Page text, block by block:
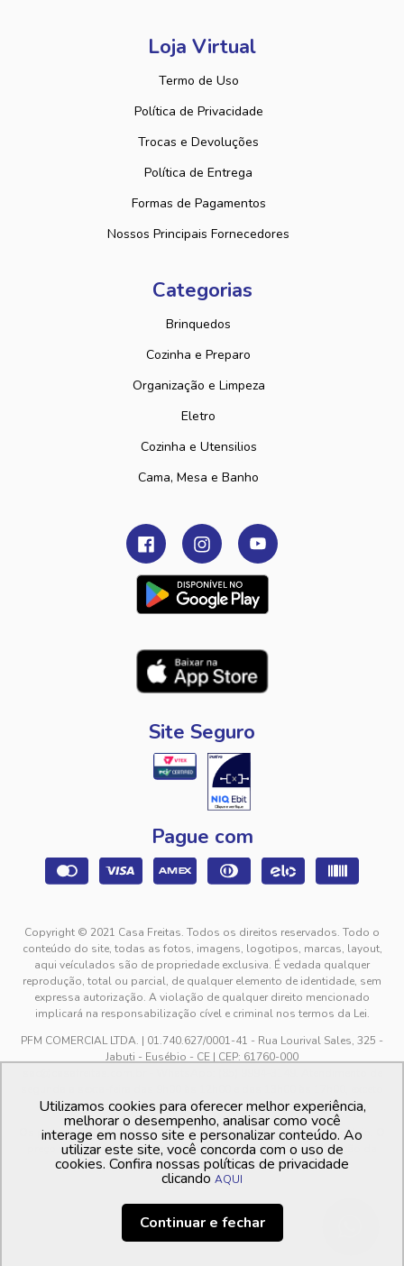
Loja Virtual
Termo de Uso
Política de Privacidade
Trocas e Devoluções
Política de Entrega
Formas de Pagamentos
Nossos Principais Fornecedores
Categorias
Brinquedos
Cozinha e Preparo
Organização e Limpeza
Eletro
Cozinha e Utensilios
Cama, Mesa e Banho
Site Seguro
Pague com
Copyright © 2021 Casa Freitas. Todos os direitos reservados. Todo o
conteúdo do site, todas as fotos, imagens, logotipos, marcas, layout,
aqui veículados são de propriedade exclusiva. É vedada qualquer
reprodução, total ou parcial, de qualquer elemento de identidade, sem
expressa autorização. A violação de qualquer direito mencionado
implicará na responsabilização cível e criminal nos termos da Lei.
PFM COMERCIAL LTDA. | 01.740.627/0001-41 - Rua Lourival Sales, 325 -
Jabuti - Eusébio - CE | CEP: 61760-000
feriados.
Os preços dos produtos estão sujeitos a alteração sem aviso prévio. O
preço valido é sempre o apresentado no momento da finalização da
compra, no carrinho de compras.
Utilizamos cookies para oferecer melhor experiência,
melhorar o desempenho, analisar como você
interage em nosso site e personalizar conteúdo. Ao
utilizar este site, você concorda com o uso de
cookies. Confira nossas políticas de privacidade
clicando AQUI
Continuar e fechar